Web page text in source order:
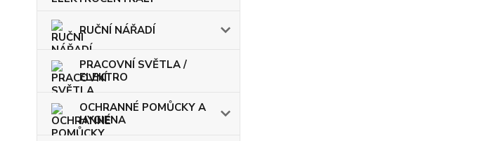
RUČNÍ NÁŘADÍ
PRACOVNÍ SVĚTLA /
ELEKTRO
OCHRANNÉ POMŮCKY A
HYGIENA